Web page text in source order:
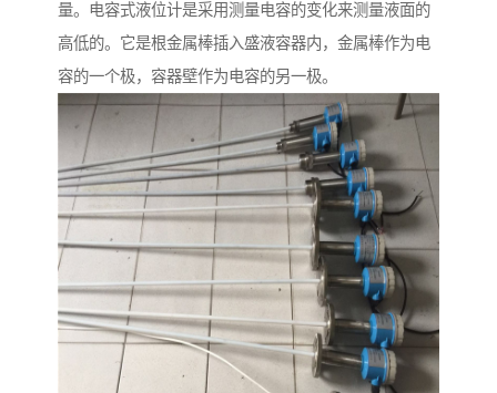
量。电容式液位计是采用测量电容的变化来测量液面的
高低的。它是根金属棒插入盛液容器内，金属棒作为电
容的一个极，容器壁作为电容的另一极。